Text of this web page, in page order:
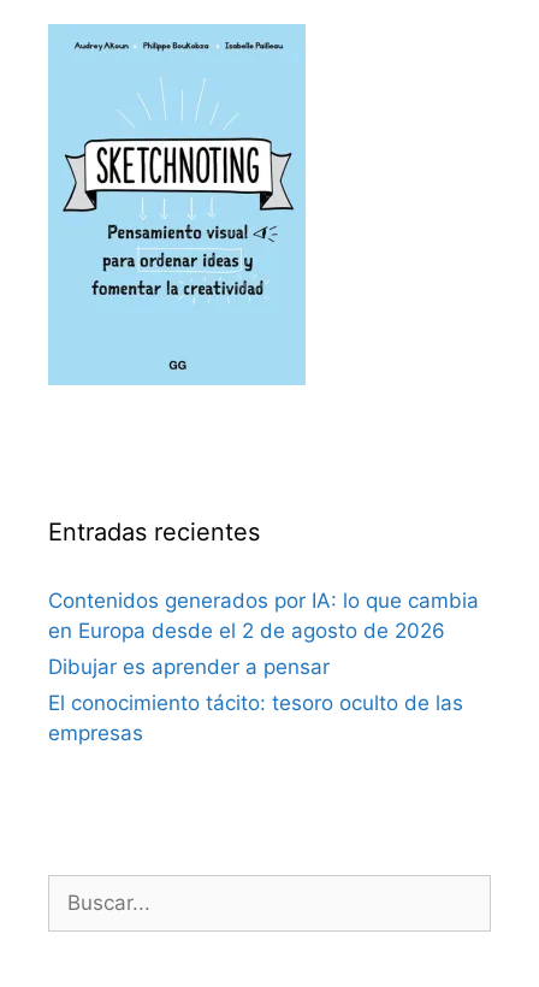
Entradas recientes
Contenidos generados por IA: lo que cambia
en Europa desde el 2 de agosto de 2026
Dibujar es aprender a pensar
El conocimiento tácito: tesoro oculto de las
empresas
Buscar: